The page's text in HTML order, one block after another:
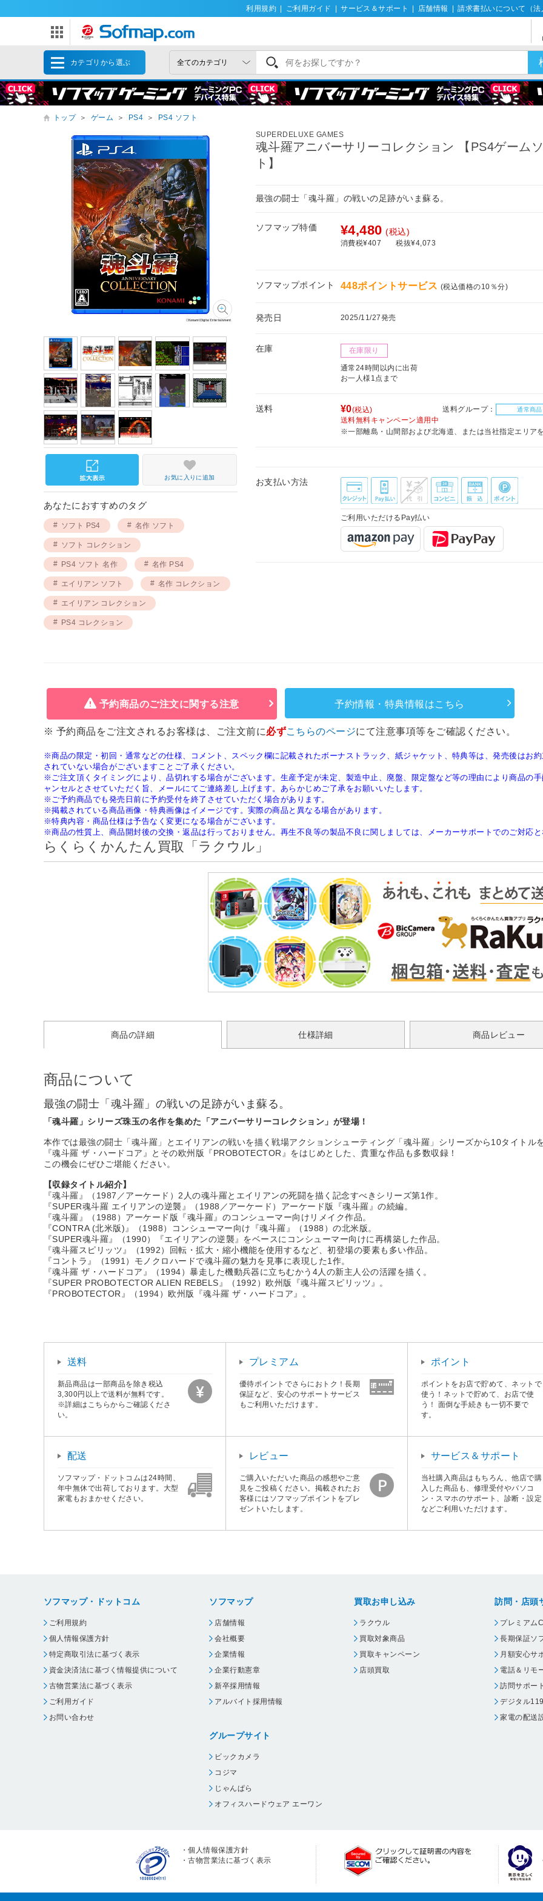
利用規約 ご利用ガイド サービス＆サポート 店舗情報 請求書払いについて（法
カテゴリから選ぶ
トップ ＞ ゲーム ＞ PS4 ＞
PS4 ソフト
SUPERDELUXE GAMES
魂斗羅アニバーサリーコレクション 【PS4ゲーム
ト】
最強の闘士「魂斗羅」の戦いの足跡がいま蘇る。
ソフマップ特価 ¥4,480 (税込)
消費税¥407 税抜¥4,073
ソフマップポイント 448ポイントサービス (税込価格の10％分)
発売日 2025/11/27発売
在庫 在庫限り
通常24時間以内に出荷
お一人様1点まで
送料 ¥0(税込) 送料グループ： 通常商品
送料無料キャンペーン適用中
※一部離島・山間部および北海道、または当社指定エリア
お支払い方法
ご利用いただけるPay払い
お気に入りに追加
あなたにおすすめのタグ
ソフト PS4 名作 ソフト
ソフト コレクション
PS4 ソフト 名作 名作 PS4
エイリアン ソフト 名作 コレクション
エイリアン コレクション
PS4 コレクション
予約商品のご注文に関する注意 予約情報・特典情報はこちら
※ 予約商品をご注文されるお客様は、ご注文前に必ずこちらのページにて注意事項等をご確認ください。
※商品の限定・初回・通常などの仕様、コメント、スペック欄に記載されたボーナストラック、紙ジャケット、特典等は、発売後はお
されていない場合がございますことご了承ください。
※ご注文頂くタイミングにより、品切れする場合がございます。生産予定が未定、製造中止、廃盤、限定盤など等の理由により商品の
ャンセルとさせていただく旨、メールにてご連絡差し上げます。あらかじめご了承をお願いいたします。
※ご予約商品でも発売日前に予約受付を終了させていただく場合があります。
※掲載されている商品画像・特典画像はイメージです。実際の商品と異なる場合があります。
※特典内容・商品仕様は予告なく変更になる場合がございます。
※商品の性質上、商品開封後の交換・返品は行っておりません。再生不良等の製品不良に関しましては、メーカーサポートでのご対応
らくらくかんたん買取「ラクウル」
商品の詳細 仕様詳細 商品レビュー
商品について
最強の闘士「魂斗羅」の戦いの足跡がいま蘇る。
「魂斗羅」シリーズ珠玉の名作を集めた「アニバーサリーコレクション」が登場！
本作では最強の闘士「魂斗羅」とエイリアンの戦いを描く戦場アクションシューティング「魂斗羅」シリーズから10タイトル
『魂斗羅 ザ・ハードコア』とその欧州版『PROBOTECTOR』をはじめとした、貴重な作品も多数収録！
この機会にぜひご堪能ください。
【収録タイトル紹介】
『魂斗羅』（1987／アーケード）2人の魂斗羅とエイリアンの死闘を描く記念すべきシリーズ第1作。
『SUPER魂斗羅 エイリアンの逆襲』（1988／アーケード）アーケード版『魂斗羅』の続編。
『魂斗羅』（1988）アーケード版『魂斗羅』のコンシューマー向けリメイク作品。
『CONTRA (北米版)』（1988）コンシューマー向け『魂斗羅』（1988）の北米版。
『SUPER魂斗羅』（1990）『エイリアンの逆襲』をベースにコンシューマー向けに再構築した作品。
『魂斗羅スピリッツ』（1992）回転・拡大・縮小機能を使用するなど、初登場の要素も多い作品。
『コントラ』（1991）モノクロハードで魂斗羅の魅力を見事に表現した1作。
『魂斗羅 ザ・ハードコア』（1994）暴走した機動兵器に立ちむかう4人の新主人公の活躍を描く。
『SUPER PROBOTECTOR ALIEN REBELS』（1992）欧州版『魂斗羅スピリッツ』。
『PROBOTECTOR』（1994）欧州版『魂斗羅 ザ・ハードコア』。
送料
新品商品は一部商品を除き税込
3,300円以上で送料が無料です。
※詳細はこちらからご確認くださ
い。
プレミアム
優待ポイントでさらにおトク！長期
保証など、安心のサポートサービス
もご利用いただけます。
ポイント
ポイントをお店で貯めて、ネットで
使う！ネットで貯めて、お店で使
う！ 面倒な手続きも一切不要で
す。
配送
ソフマップ・ドットコムは24時間、
年中無休で出荷しております。大型
家電もおまかせください。
レビュー
ご購入いただいた商品の感想やご意
見をご投稿ください。掲載されたお
客様にはソフマップポイントをプレ
ゼントいたします。
サービス＆サポート
当社購入商品はもちろん、他店で購
入した商品も、修理受付やパソコ
ン・スマホのサポート、診断・設定
などご利用いただけます。
ソフマップ・ドットコム
ご利用規約
個人情報保護方針
特定商取引法に基づく表示
資金決済法に基づく情報提供について
古物営業法に基づく表示
ご利用ガイド
お問い合わせ
ソフマップ
店舗情報
会社概要
企業情報
企業行動憲章
新卒採用情報
アルバイト採用情報
グループサイト
ビックカメラ
コジマ
じゃんぱら
オフィスハードウェア エーワン
買取お申し込み
ラクウル
買取対象商品
買取キャンペーン
店頭買取
訪問・店頭
プレミアム
長期保証ソ
月額安心サ
電話＆リモ
訪問サポー
デジタル
家電の配送
・個人情報保護方針
・古物営業法に基づく表示